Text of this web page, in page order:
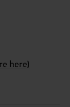
here)